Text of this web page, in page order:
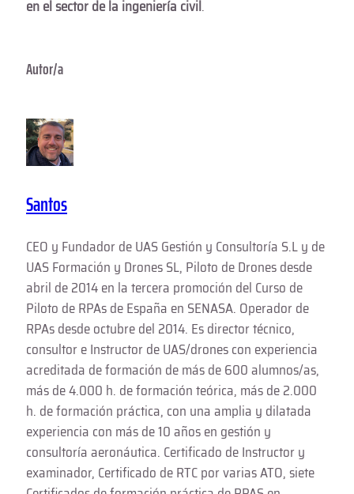
en el sector de la ingeniería civil.
Autor/a
Santos
CEO y Fundador de UAS Gestión y Consultoría S.L y de
UAS Formación y Drones SL, Piloto de Drones desde
abril de 2014 en la tercera promoción del Curso de
Piloto de RPAs de España en SENASA. Operador de
RPAs desde octubre del 2014. Es director técnico,
consultor e Instructor de UAS/drones con experiencia
acreditada de formación de más de 600 alumnos/as,
más de 4.000 h. de formación teórica, más de 2.000
h. de formación práctica, con una amplia y dilatada
experiencia con más de 10 años en gestión y
consultoría aeronáutica. Certificado de Instructor y
examinador, Certificado de RTC por varias ATO, siete